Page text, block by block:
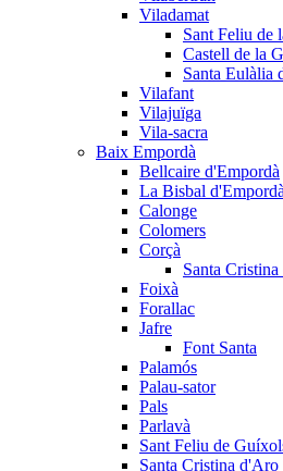
Viladamat
Sant Feliu de
Castell de la
Santa Eulàlia
Vilafant
Vilajuïga
Vila-sacra
Baix Empordà
Bellcaire d'Empordà
La Bisbal d'Empordà
Calonge
Colomers
Corçà
Santa Cristina
Foixà
Forallac
Jafre
Font Santa
Palamós
Palau-sator
Pals
Parlavà
Sant Feliu de
Santa Cristina d'Aro